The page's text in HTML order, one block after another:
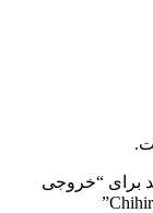
برای “خروجی